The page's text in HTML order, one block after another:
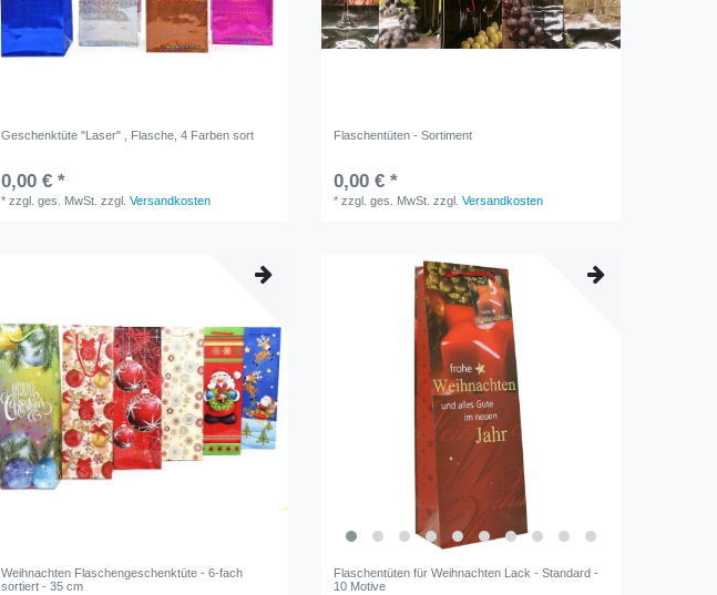
Geschenktüte "Laser" , Flasche, 4 Farben sort
0,00 € *
*zzgl. ges. MwSt. zzgl.Versandkosten
Flaschentüten - Sortiment
0,00 € *
*zzgl. ges. MwSt. zzgl.Versandkosten
Weihnachten Flaschengeschenktüte - 6-fach
sortiert - 35 cm
Flaschentüten für Weihnachten Lack - Standard -
10 Motive